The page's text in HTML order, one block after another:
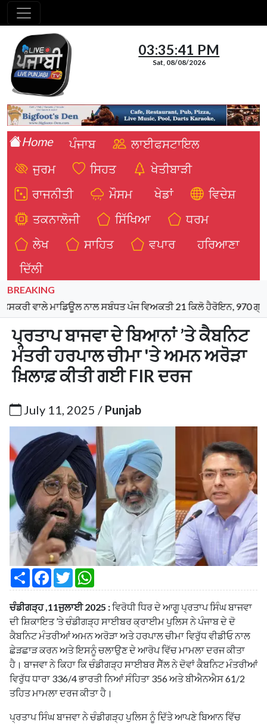
03:35:42 PM
Sat, 08/08/2026
Home ਪੰਜਾਬ
ਲਾਈਫਸਟਾਇਲ
ਜੁਰਮ
ਸਿਹਤ
ਖੇਤੀਬਾੜੀ
ਰਾਜਨੀਤੀ
ਮੌਸਮ ਖੇਡਾਂ
ਵਿਦੇਸ਼
ਤਕਨਾਲੋਜੀ
ਸਿੱਖਿਆ
ਧਰਮ
ਲੇਖ
ਸਾਹਿਤ ਵਪਾਰ
ਹਰਿਆਣਾ
ਦਿੱਲੀ
BREAKING
ਮਾਡਿਊਲ ਨਾਲ ਸਬੰਧਤ ਪੰਜ ਵਿਅਕਤੀ 21 ਕਿਲੋ ਹੈਰੋਇਨ, 970 ਗ੍ਰਾਮ
ਪ੍ਰਤਾਪ ਬਾਜਵਾ ਦੇ ਬਿਆਨਾਂ ’ਤੇ ਕੈਬਨਿਟ
ਮੰਤਰੀ ਹਰਪਾਲ ਚੀਮਾ 'ਤੇ ਅਮਨ ਅਰੋੜਾ
ਖ਼ਿਲਾਫ਼ ਕੀਤੀ ਗਈ FIR ਦਰਜ
July 11, 2025 / Punjab
S
a
r
e
F
c
e
b
o
o
k
T
w
i
t
t
e
r
a
t
s
A
p
p
ਚੰਡੀਗੜ੍ਹ ,11ਜੁਲਾਈ 2025 :ਵਿਰੋਧੀ ਧਿਰ ਦੇ ਆਗੂ ਪ੍ਰਤਾਪ ਸਿੰਘ ਬਾਜਵਾ
ਦੀ ਸ਼ਿਕਾਇਤ ’ਤੇ ਚੰਡੀਗੜ੍ਹ ਸਾਈਬਰ ਕ੍ਰਾਈਮ ਪੁਲਿਸ ਨੇ ਪੰਜਾਬ ਦੇ ਦੋ
ਕੈਬਨਿਟ ਮੰਤਰੀਆਂ ਅਮਨ ਅਰੋੜਾ ਅਤੇ ਹਰਪਾਲ ਚੀਮਾ ਵਿਰੁੱਧ ਵੀਡੀਓ ਨਾਲ
ਛੇੜਛਾੜ ਕਰਨ ਅਤੇ ਇਸਨੂੰ ਚਲਾਉਣ ਦੇ ਆਰੋਪ ਵਿੱਚ ਮਾਮਲਾ ਦਰਜ ਕੀਤਾ
ਹੈ। ਬਾਜਵਾ ਨੇ ਕਿਹਾ ਕਿ ਚੰਡੀਗੜ੍ਹ ਸਾਈਬਰ ਸੈੱਲ ਨੇ ਦੋਵਾਂ ਕੈਬਨਿਟ ਮੰਤਰੀਆਂ
ਵਿਰੁੱਧ ਧਾਰਾ 336/4 ਭਾਰਤੀ ਨਿਆਂ ਸੰਹਿਤਾ 356 ਅਤੇ ਬੀਐਨਐਸ 61/2
ਤਹਿਤ ਮਾਮਲਾ ਦਰਜ ਕੀਤਾ ਹੈ।
ਪ੍ਰਤਾਪ ਸਿੰਘ ਬਾਜਵਾ ਨੇ ਚੰਡੀਗੜ੍ਹ ਪੁਲਿਸ ਨੂੰ ਦਿੱਤੇ ਆਪਣੇ ਬਿਆਨ ਵਿੱਚ